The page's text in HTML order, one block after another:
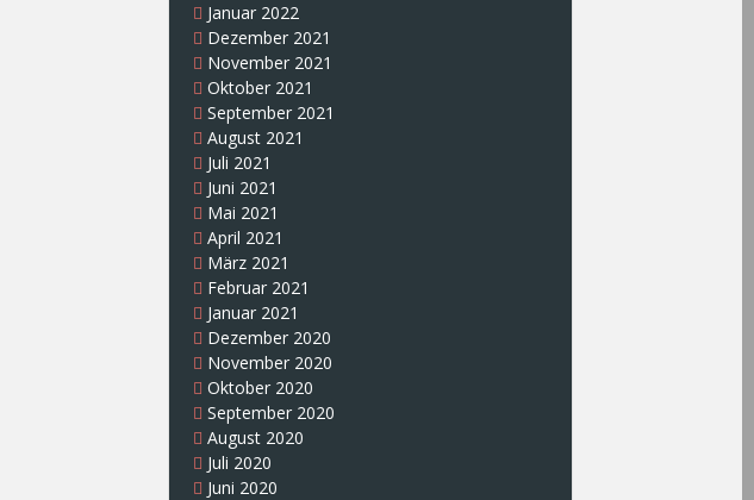
Januar 2022
Dezember 2021
November 2021
Oktober 2021
September 2021
August 2021
Juli 2021
Juni 2021
Mai 2021
April 2021
März 2021
Februar 2021
Januar 2021
Dezember 2020
November 2020
Oktober 2020
September 2020
August 2020
Juli 2020
Juni 2020